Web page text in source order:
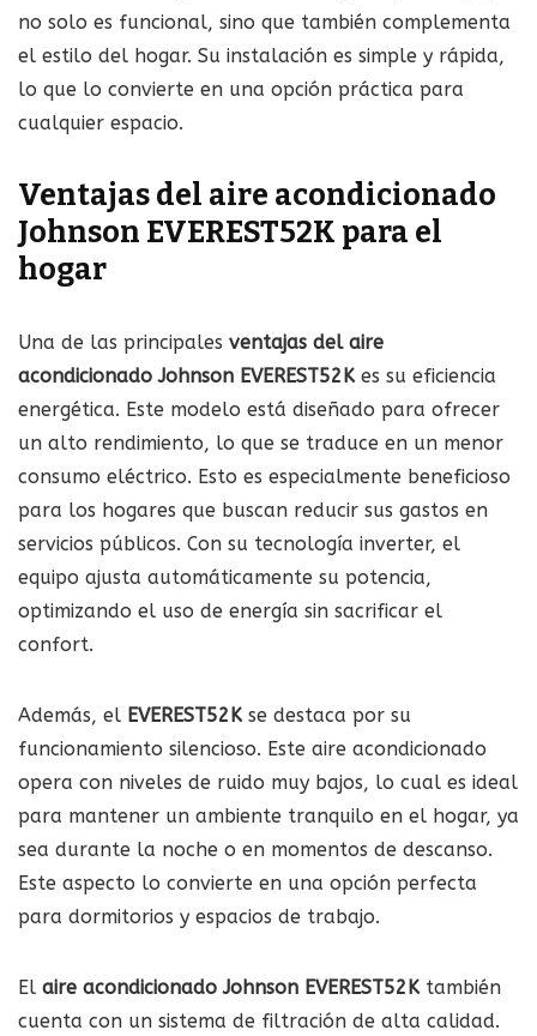
no solo es funcional, sino que también complementa
el estilo del hogar. Su instalación es simple y rápida,
lo que lo convierte en una opción práctica para
cualquier espacio.
Ventajas del aire acondicionado
Johnson EVEREST52K para el
hogar
Una de las principales ventajas del aire
acondicionado Johnson EVEREST52Kes su eficiencia
energética. Este modelo está diseñado para ofrecer
un alto rendimiento, lo que se traduce en un menor
consumo eléctrico. Esto es especialmente beneficioso
para los hogares que buscan reducir sus gastos en
servicios públicos. Con su tecnología inverter, el
equipo ajusta automáticamente su potencia,
optimizando el uso de energía sin sacrificar el
confort.
Además, el EVEREST52Kse destaca por su
funcionamiento silencioso. Este aire acondicionado
opera con niveles de ruido muy bajos, lo cual es ideal
para mantener un ambiente tranquilo en el hogar, ya
sea durante la noche o en momentos de descanso.
Este aspecto lo convierte en una opción perfecta
para dormitorios y espacios de trabajo.
El aire acondicionado Johnson EVEREST52Ktambién
cuenta con un sistema de filtración de alta calidad.